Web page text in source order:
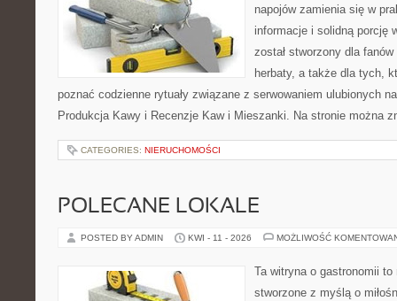
napojów zamienia się w
informacje i solidną porcję
został stworzony dla
herbaty, a także dla tych,
poznać codzienne rytuały związane z serwowaniem ulubionych
Produkcja Kawy i Recenzje Kaw i Mieszanki. Na stronie można
CATEGORIES: NIERUCHOMOŚCI
POLECANE LOKALE
POSTED BY ADMIN KWI - 11 - 2026 MOŻLIWOŚĆ
Ta witryna o gastronomii
stworzone z myślą o